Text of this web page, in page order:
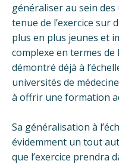
généraliser au sein des
tenue de l’exercice sur
plus en plus jeunes et
complexe en termes
démontré déjà à
universités de
à offrir une formation
Sa généralisation à
évidemment un tout
que l’exercice prendra